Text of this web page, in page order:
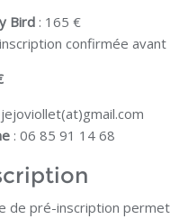
Bird : 165 €
confirmée
jejoviollet(at)gmail.com
: 06 85 91 14 68
de pré-inscription